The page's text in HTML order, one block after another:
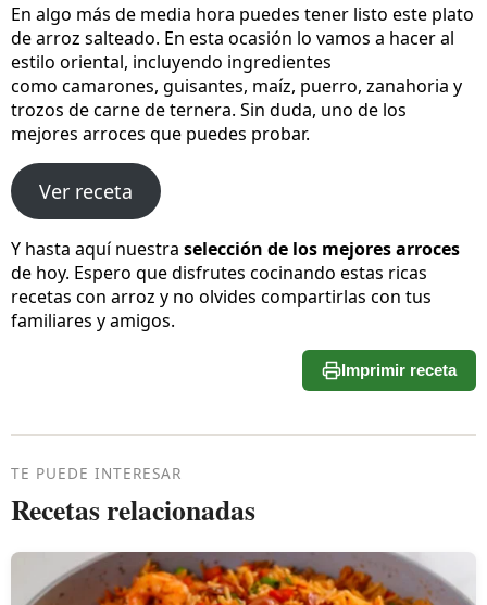
En algo más de media hora puedes tener listo este plato
de arroz salteado. En esta ocasión lo vamos a hacer al
estilo oriental, incluyendo ingredientes
como camarones, guisantes, maíz, puerro, zanahoria y
trozos de carne de ternera. Sin duda, uno de los
mejores arroces que puedes probar.
Ver receta
Y hasta aquí nuestra selección de los mejores arroces
de hoy. Espero que disfrutes cocinando estas ricas
recetas con arroz y no olvides compartirlas con tus
familiares y amigos.
Imprimir receta
TE PUEDE INTERESAR
Recetas relacionadas